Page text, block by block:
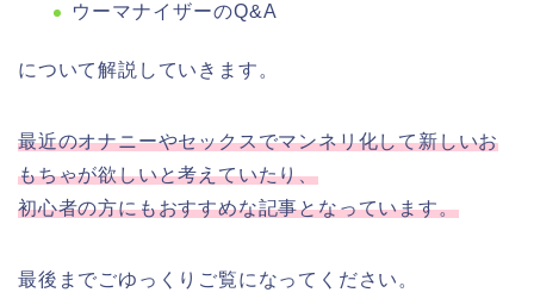
ウーマナイザーのQ&A
について解説していきます。
最近のオナニーやセックスでマンネリ化して新しいお
もちゃが欲しいと考えていたり、
初心者の方にもおすすめな記事となっています。
最後までごゆっくりご覧になってください。